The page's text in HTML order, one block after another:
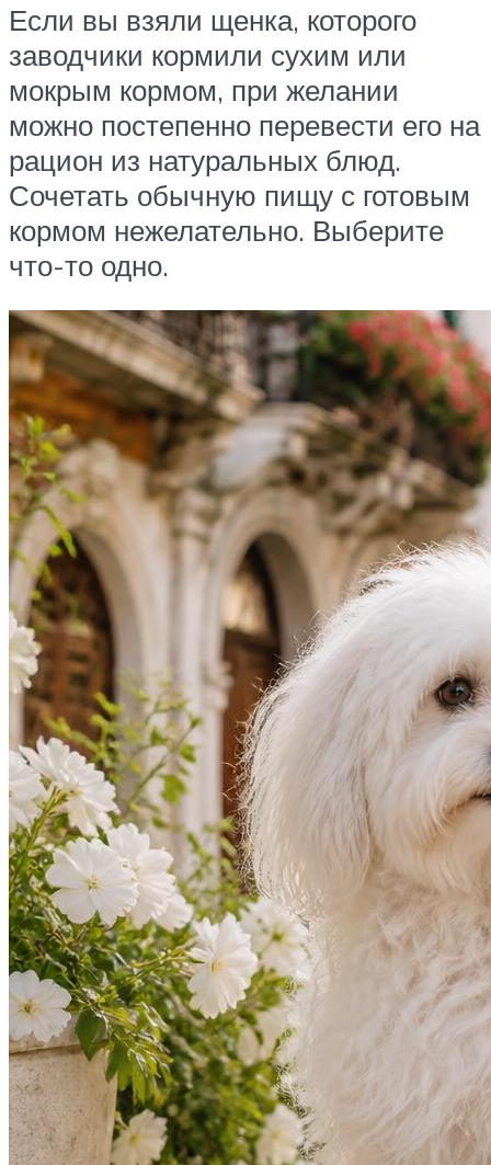
Если вы взяли щенка, которого
заводчики кормили сухим или
мокрым кормом, при желании
можно постепенно перевести его на
рацион из натуральных блюд.
Сочетать обычную пищу с готовым
кормом нежелательно. Выберите
что-то одно.